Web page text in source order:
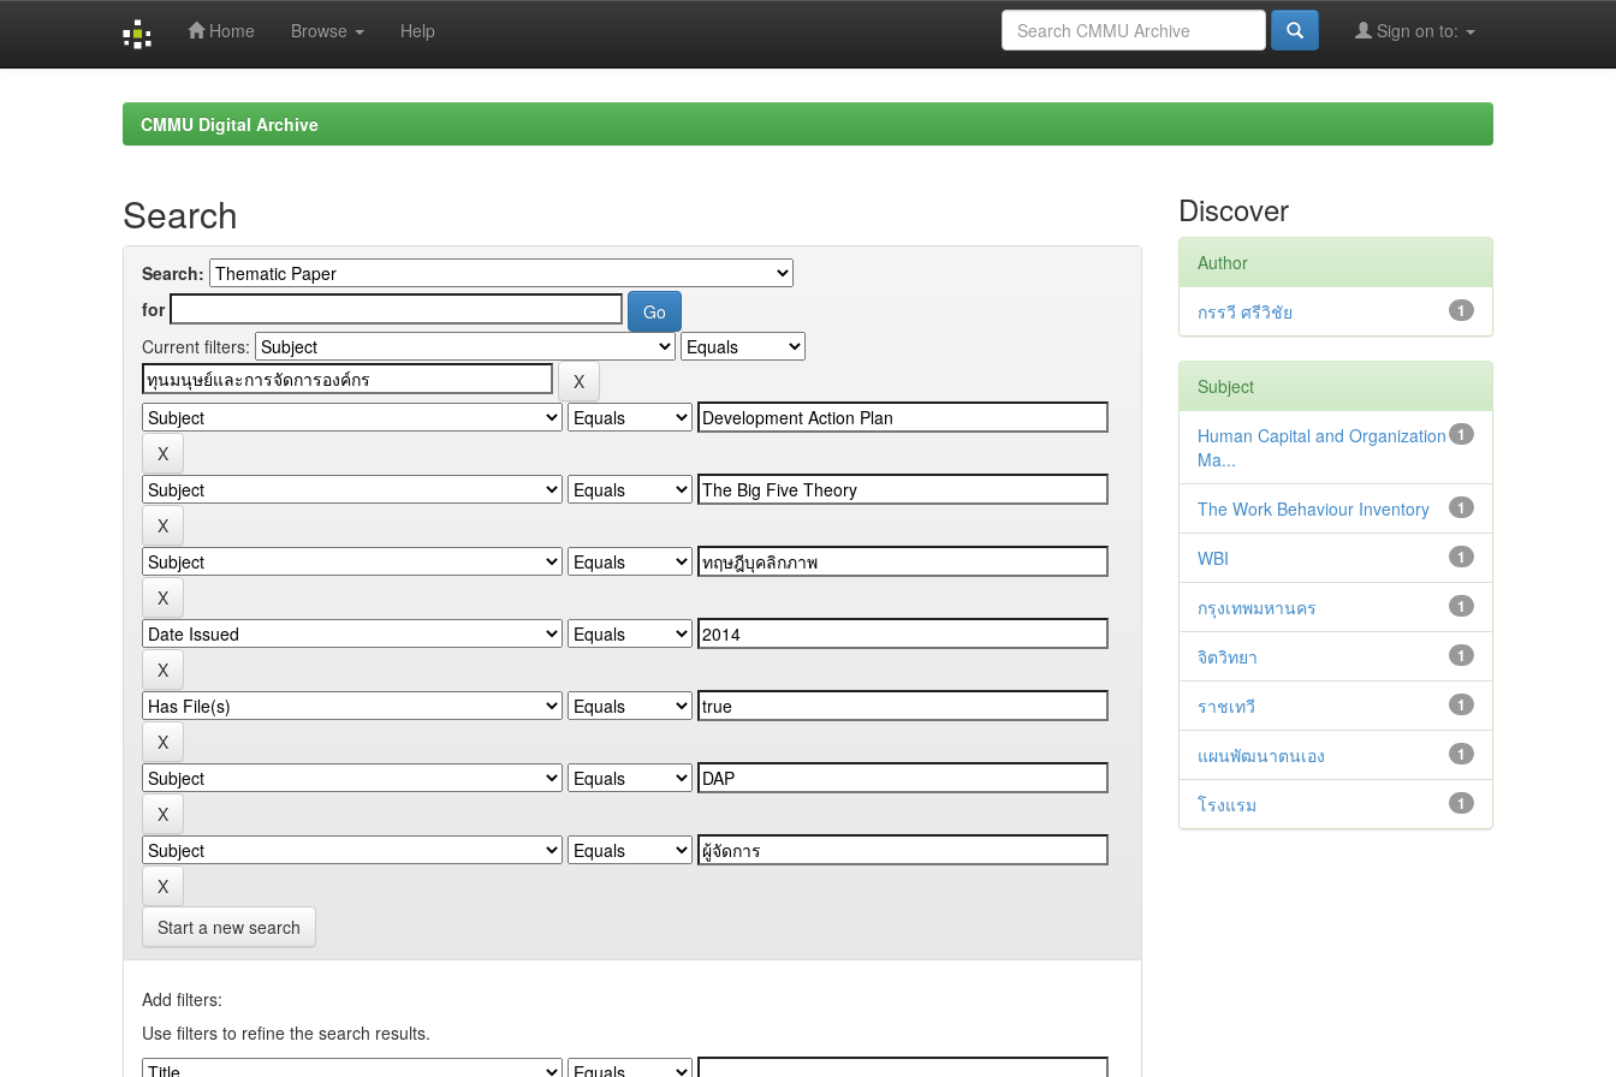
Home Browse Help Sign on to:
CMMU Digital Archive
Search
Search:
for
Current filters:
Start a new search
Add filters:
Use filters to refine the search results.
Discover
Author
1
กรรวี ศรีวิชัย
Subject
1
Human Capital and Organization
Ma...
1
The Work Behaviour Inventory
1
WBI
1
กรุงเทพมหานคร
1
จิตวิทยา
1
ราชเทวี
1
แผนพัฒนาตนเอง
1
โรงแรม